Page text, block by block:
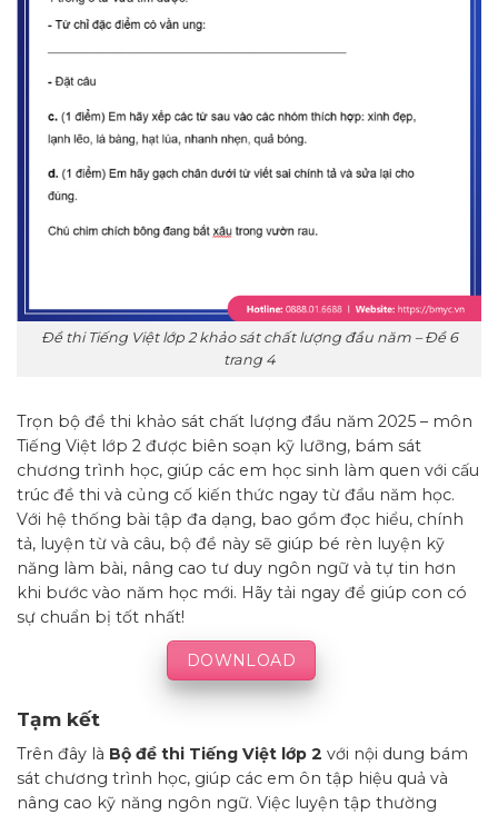
Đề thi Tiếng Việt lớp 2 khảo sát chất lượng đầu năm – Đề 6
trang 4
Trọn bộ đề thi khảo sát chất lượng đầu năm 2025 – môn
Tiếng Việt lớp 2 được biên soạn kỹ lưỡng, bám sát
chương trình học, giúp các em học sinh làm quen với cấu
trúc đề thi và củng cố kiến thức ngay từ đầu năm học.
Với hệ thống bài tập đa dạng, bao gồm đọc hiểu, chính
tả, luyện từ và câu, bộ đề này sẽ giúp bé rèn luyện kỹ
năng làm bài, nâng cao tư duy ngôn ngữ và tự tin hơn
khi bước vào năm học mới. Hãy tải ngay để giúp con có
sự chuẩn bị tốt nhất!
DOWNLOAD
Tạm kết
Trên đây là Bộ đề thi Tiếng Việt lớp 2 với nội dung bám
sát chương trình học, giúp các em ôn tập hiệu quả và
nâng cao kỹ năng ngôn ngữ. Việc luyện tập thường